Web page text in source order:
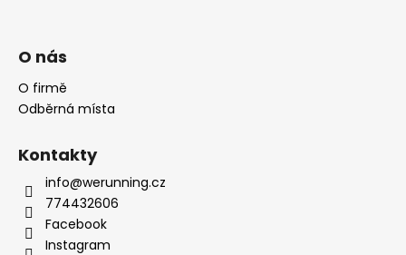
O nás
O firmě
Odběrná místa
Kontakty
info@werunning.cz
774432606
Facebook
Instagram